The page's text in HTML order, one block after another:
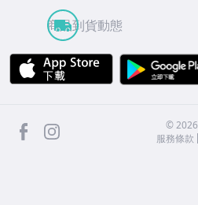
商品到貨動態
APP Store
facebook ©2026
服務條款